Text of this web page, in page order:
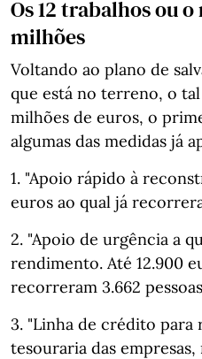
Os 12 trabalhos ou
milhões
Voltando ao plano de
que está no terreno, o
milhões de euros, o
algumas das medidas já
1. "Apoio rápido à
euros ao qual já
2. "Apoio de urgência a
rendimento. Até 12.900
recorreram 3.662
3. "Linha de crédito para
tesouraria das